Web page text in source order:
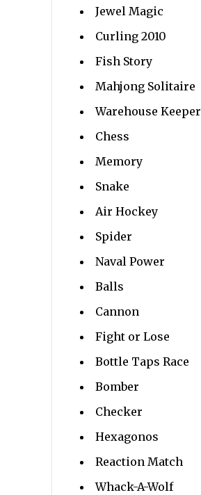
Jewel Magic
Curling 2010
Fish Story
Mahjong Solitaire
Warehouse Keeper
Chess
Memory
Snake
Air Hockey
Spider
Naval Power
Balls
Cannon
Fight or Lose
Bottle Taps Race
Bomber
Checker
Hexagonos
Reaction Match
Whack-A-Wolf